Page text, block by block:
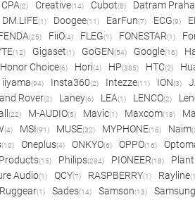
CPA(2) Creative(14) Cubot(8) Datram Praha
DM.LIFE(1) Doogee(11) EarFun(7) ECG(9)
(25) FiiO(4) FLEG(1) FONESTAR(1)
(12) Gigaset(1) GoGEN(54) Google(16)
Honor Choice(6) Hori(4) HP(385) HTC(2)
iiyama(94) Insta360(2) Intezze(11) ION(3)
Rover(2) Laney(6) LEA(1) LENCO(2)
(22) M-AUDIO(5) Mavic(1) Maxcom(18)
(4) MSI(91) MUSE(32) MYPHONE(16) Naim
(10) Oneplus(4) ONKYO(6) OPPO(16)
(15) Philips(284) PIONEER(18)
Audio(1) QCY(7) RASPBERRY(1) Rayline
Ruggear(1) Sades(14) Samson(13) Samsung